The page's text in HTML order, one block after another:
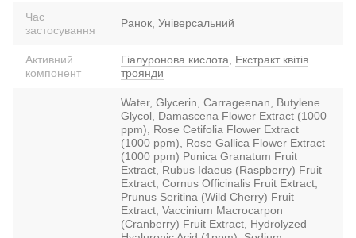
Час
застосування
Ранок, Універсальний
Активний
компонент
Гіалуронова кислота, Екстракт квітів
троянди
Water, Glycerin, Carrageenan, Butylene
Glycol, Damascena Flower Extract (1000
ppm), Rose Cetifolia Flower Extract
(1000 ppm), Rose Gallica Flower Extract
(1000 ppm) Punica Granatum Fruit
Extract, Rubus Idaeus (Raspberry) Fruit
Extract, Cornus Officinalis Fruit Extract,
Prunus Seritina (Wild Cherry) Fruit
Extract, Vaccinium Macrocarpon
(Cranberry) Fruit Extract, Hydrolyzed